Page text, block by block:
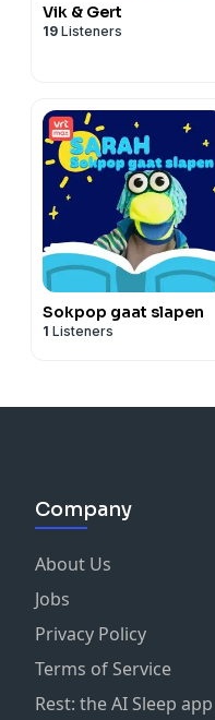
Vik & Gert
19 Listeners
Sokpop gaat slapen
1 Listeners
Company
About Us
Jobs
Privacy Policy
Terms of Service
Rest: the AI Sleep